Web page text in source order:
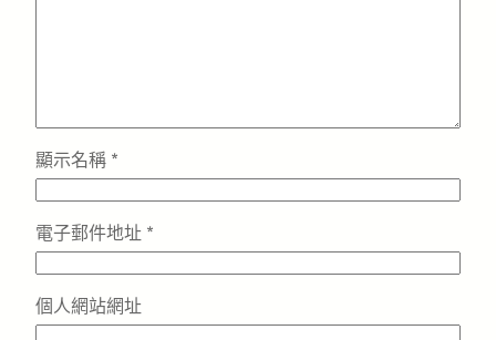
顯示名稱 *
電子郵件地址 *
個人網站網址